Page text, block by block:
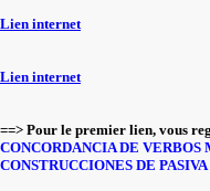
Lien internet
Lien internet
==> Pour le premier lien, vous
CONCORDANCIA DE
CONSTRUCCIONES DE